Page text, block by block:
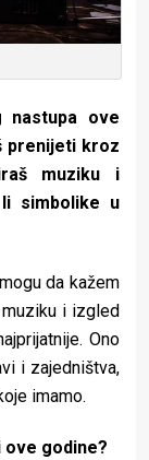
nastupa ove
prenijeti kroz
muziku i
simbolike u
da kažem
i izgled
Ono
i zajedništva,
imamo.
godine?